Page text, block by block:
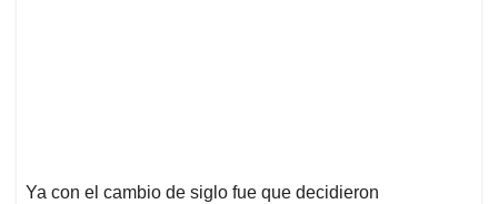
Ya con el cambio de siglo fue que decidieron